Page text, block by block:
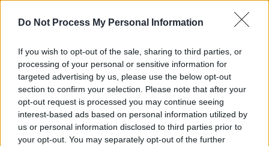
Do Not Process My Personal Information
If you wish to opt-out of the sale, sharing to third parties, or
processing of your personal or sensitive information for
targeted advertising by us, please use the below opt-out
section to confirm your selection. Please note that after your
opt-out request is processed you may continue seeing
interest-based ads based on personal information utilized by
us or personal information disclosed to third parties prior to
your opt-out. You may separately opt-out of the further
d’acheter